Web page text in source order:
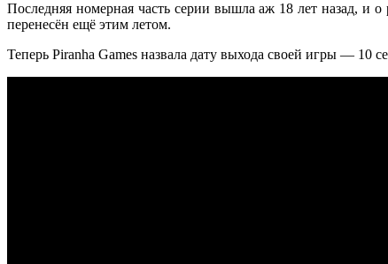
Последняя номерная часть серии вышла аж 18 лет назад, и
перенесён ещё этим летом.
Теперь Piranha Games назвала дату выхода своей игры — 10